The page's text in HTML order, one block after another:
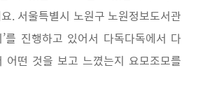
요. 서울특별시 노원구 노원정보도서관
’를 진행하고 있어서 다독다독에서 다
어떤 것을 보고 느꼈는지 요모조모를